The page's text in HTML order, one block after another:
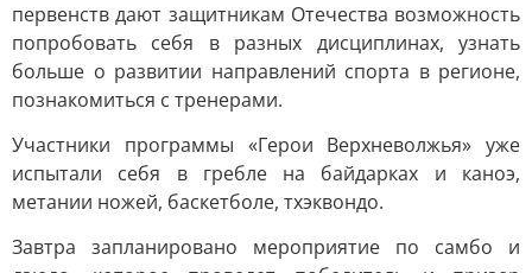
первенств дают защитникам Отечества возможность
попробовать себя в разных дисциплинах, узнать
больше о развитии направлений спорта в регионе,
познакомиться с тренерами.
Участники программы «Герои Верхневолжья» уже
испытали себя в гребле на байдарках и каноэ,
метании ножей, баскетболе, тхэквондо.
Завтра запланировано мероприятие по самбо и